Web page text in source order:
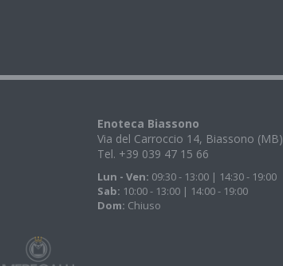
Enoteca Biassono
Via del Carroccio 14, Biassono (MB)
Tel. +39 039 47 15 66
Lun - Ven: 09:30 - 13:00 | 14:30 - 19:00
Sab: 10:00 - 13:00 | 14:00 - 19:00
Dom: Chiuso